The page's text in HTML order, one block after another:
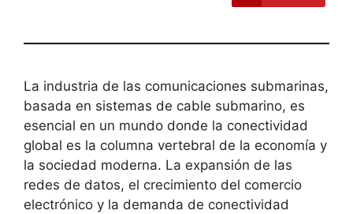
La industria de las comunicaciones submarinas,
basada en sistemas de cable submarino, es
esencial en un mundo donde la conectividad
global es la columna vertebral de la economía y
la sociedad moderna. La expansión de las
redes de datos, el crecimiento del comercio
electrónico y la demanda de conectividad